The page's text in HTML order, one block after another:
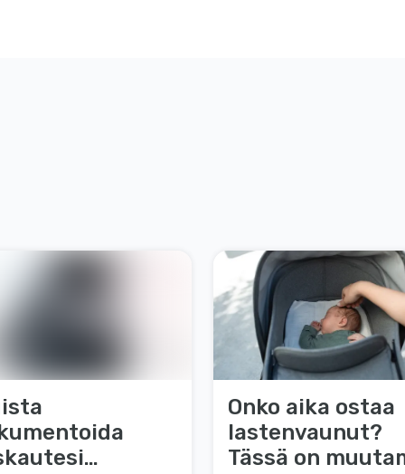
Onko aika ostaa
lastenvaunut?
Tässä on